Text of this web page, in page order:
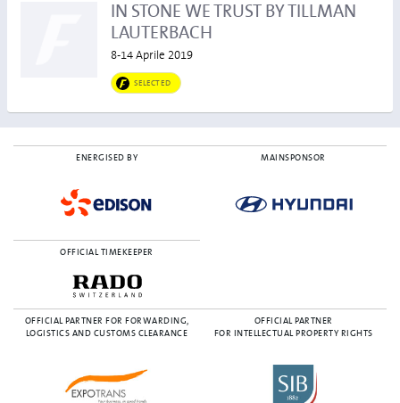
IN STONE WE TRUST BY TILLMAN
LAUTERBACH
8-14 Aprile 2019
SELECTED
ENERGISED BY MAINSPONSOR
OFFICIAL TIMEKEEPER
OFFICIAL PARTNER FOR FORWARDING,
LOGISTICS AND CUSTOMS CLEARANCE
OFFICIAL PARTNER
FOR INTELLECTUAL PROPERTY RIGHTS